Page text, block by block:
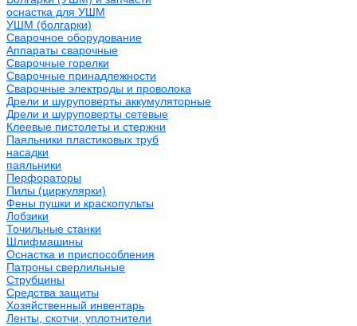
оснастка для УШМ
УШМ (болгарки)
Сварочное оборудование
Аппараты сварочные
Сварочные горелки
Сварочные принадлежности
Сварочные электроды и проволока
Дрели и шуруповерты аккумуляторные
Дрели и шуруповерты сетевые
Клеевые пистолеты и стержни
Паяльники пластиковых труб
насадки
паяльники
Перфораторы
Пилы (циркулярки)
Фены пушки и краскопульты
Лобзики
Точильные станки
Шлифмашины
Оснастка и приспособления
Патроны сверлильные
Струбцины
Средства защиты
Хозяйственный инвентарь
Ленты, скотчи, уплотнители